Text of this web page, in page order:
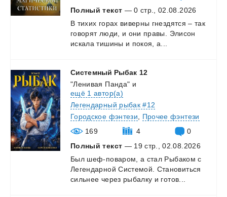
Полный текст — 0 стр., 02.08.2026
В тихих горах виверны гнездятся – так
говорят люди, и они правы.
Элисон
искала тишины и покоя, а...
Системный Рыбак 12
"Ленивая Панда" и
ещё 1 автор(а)
Легендарный рыбак #12
Городское фэнтези
Прочее фэнтези
169
4
0
Полный текст — 19 стр., 02.08.2026
Был шеф-поваром, а стал Рыбаком с
Легендарной Системой.
Становиться
сильнее через рыбалку и готов...